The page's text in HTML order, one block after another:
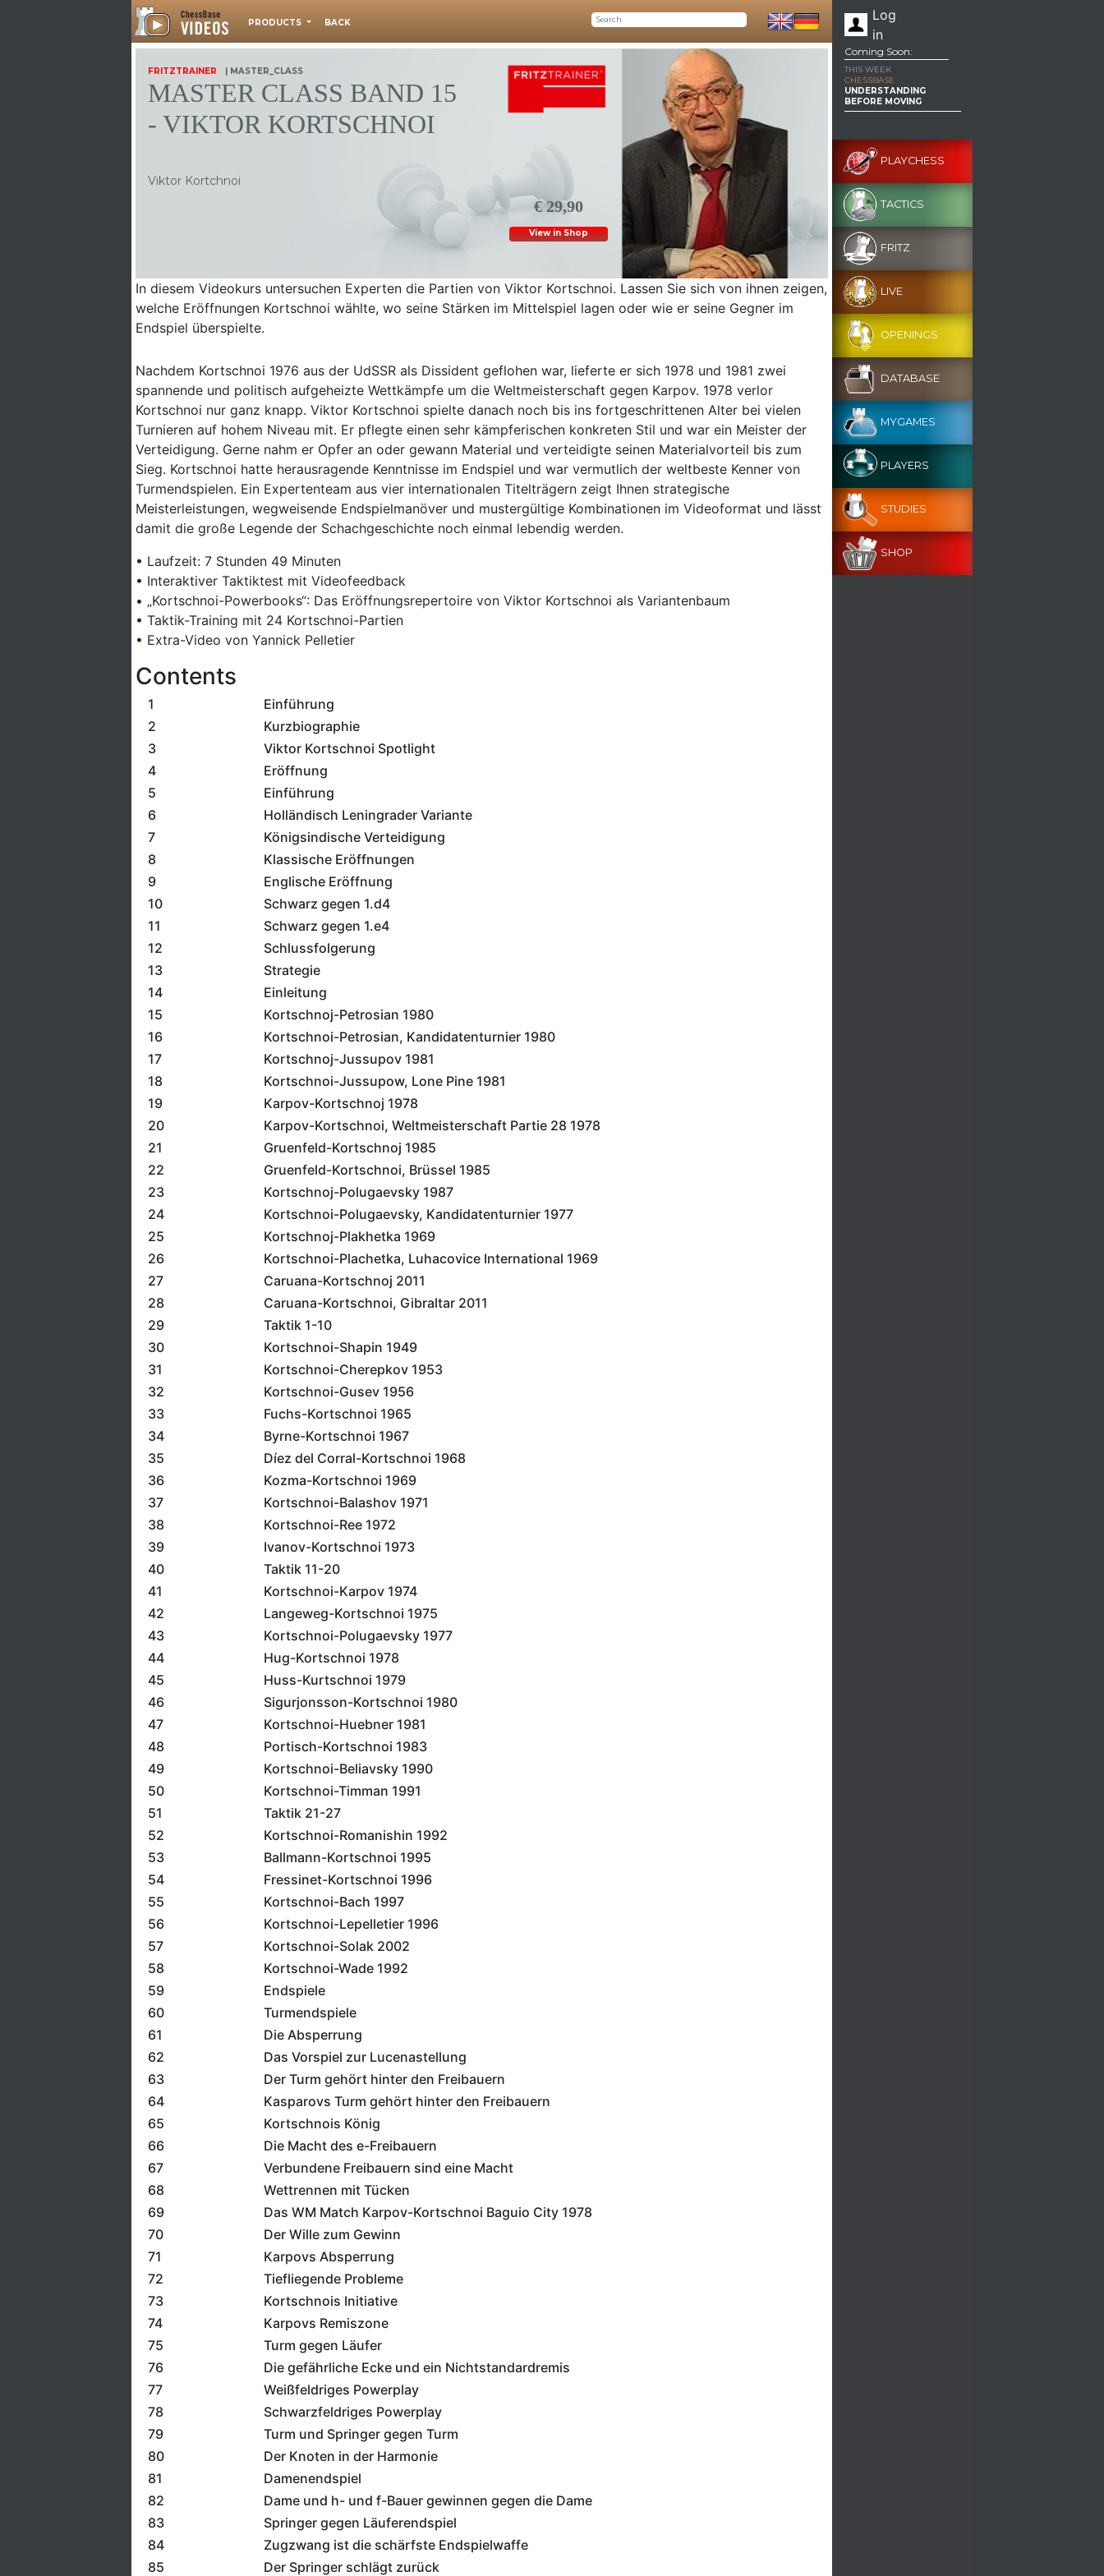
PRODUCTS BACK
Log
in
€ 29,90
View in Shop
FRITZTRAINER | MASTER_CLASS
MASTER CLASS BAND 15
- VIKTOR KORTSCHNOI
Viktor Kortchnoi
In diesem Videokurs untersuchen Experten die Partien von Viktor Kortschnoi. Lassen Sie sich von ihnen zeigen,
welche Eröffnungen Kortschnoi wählte, wo seine Stärken im Mittelspiel lagen oder wie er seine Gegner im
Endspiel überspielte.
Nachdem Kortschnoi 1976 aus der UdSSR als Dissident geflohen war, lieferte er sich 1978 und 1981 zwei
spannende und politisch aufgeheizte Wettkämpfe um die Weltmeisterschaft gegen Karpov. 1978 verlor
Kortschnoi nur ganz knapp. Viktor Kortschnoi spielte danach noch bis ins fortgeschrittenen Alter bei vielen
Turnieren auf hohem Niveau mit. Er pflegte einen sehr kämpferischen konkreten Stil und war ein Meister der
Verteidigung. Gerne nahm er Opfer an oder gewann Material und verteidigte seinen Materialvorteil bis zum
Sieg. Kortschnoi hatte herausragende Kenntnisse im Endspiel und war vermutlich der weltbeste Kenner von
Turmendspielen. Ein Expertenteam aus vier internationalen Titelträgern zeigt Ihnen strategische
Meisterleistungen, wegweisende Endspielmanöver und mustergültige Kombinationen im Videoformat und lässt
damit die große Legende der Schachgeschichte noch einmal lebendig werden.
• Laufzeit: 7 Stunden 49 Minuten
• Interaktiver Taktiktest mit Videofeedback
• „Kortschnoi-Powerbooks“: Das Eröffnungsrepertoire von Viktor Kortschnoi als Variantenbaum
• Taktik-Training mit 24 Kortschnoi-Partien
• Extra-Video von Yannick Pelletier
Contents
1
Einführung
2
Kurzbiographie
3
Viktor Kortschnoi Spotlight
4
Eröffnung
5
Einführung
6
Holländisch Leningrader Variante
7
Königsindische Verteidigung
8
Klassische Eröffnungen
9
Englische Eröffnung
10
Schwarz gegen 1.d4
11
Schwarz gegen 1.e4
12
Schlussfolgerung
13
Strategie
14
Einleitung
15
Kortschnoj-Petrosian 1980
16
Kortschnoi-Petrosian, Kandidatenturnier 1980
17
Kortschnoj-Jussupov 1981
18
Kortschnoi-Jussupow, Lone Pine 1981
19
Karpov-Kortschnoj 1978
20
Karpov-Kortschnoi, Weltmeisterschaft Partie 28 1978
21
Gruenfeld-Kortschnoj 1985
22
Gruenfeld-Kortschnoi, Brüssel 1985
23
Kortschnoj-Polugaevsky 1987
24
Kortschnoi-Polugaevsky, Kandidatenturnier 1977
25
Kortschnoj-Plakhetka 1969
26
Kortschnoi-Plachetka, Luhacovice International 1969
27
Caruana-Kortschnoj 2011
28
Caruana-Kortschnoi, Gibraltar 2011
29
Taktik 1-10
30
Kortschnoi-Shapin 1949
31
Kortschnoi-Cherepkov 1953
32
Kortschnoi-Gusev 1956
33
Fuchs-Kortschnoi 1965
34
Byrne-Kortschnoi 1967
35
Díez del Corral-Kortschnoi 1968
36
Kozma-Kortschnoi 1969
37
Kortschnoi-Balashov 1971
38
Kortschnoi-Ree 1972
39
Ivanov-Kortschnoi 1973
40
Taktik 11-20
41
Kortschnoi-Karpov 1974
42
Langeweg-Kortschnoi 1975
43
Kortschnoi-Polugaevsky 1977
44
Hug-Kortschnoi 1978
45
Huss-Kurtschnoi 1979
46
Sigurjonsson-Kortschnoi 1980
47
Kortschnoi-Huebner 1981
48
Portisch-Kortschnoi 1983
49
Kortschnoi-Beliavsky 1990
50
Kortschnoi-Timman 1991
51
Taktik 21-27
52
Kortschnoi-Romanishin 1992
53
Ballmann-Kortschnoi 1995
54
Fressinet-Kortschnoi 1996
55
Kortschnoi-Bach 1997
56
Kortschnoi-Lepelletier 1996
57
Kortschnoi-Solak 2002
58
Kortschnoi-Wade 1992
59
Endspiele
60
Turmendspiele
61
Die Absperrung
62
Das Vorspiel zur Lucenastellung
63
Der Turm gehört hinter den Freibauern
64
Kasparovs Turm gehört hinter den Freibauern
65
Kortschnois König
66
Die Macht des e-Freibauern
67
Verbundene Freibauern sind eine Macht
68
Wettrennen mit Tücken
69
Das WM Match Karpov-Kortschnoi Baguio City 1978
70
Der Wille zum Gewinn
71
Karpovs Absperrung
72
Tiefliegende Probleme
73
Kortschnois Initiative
74
Karpovs Remiszone
75
Turm gegen Läufer
76
Die gefährliche Ecke und ein Nichtstandardremis
77
Weißfeldriges Powerplay
78
Schwarzfeldriges Powerplay
79
Turm und Springer gegen Turm
80
Der Knoten in der Harmonie
81
Damenendspiel
82
Dame und h- und f-Bauer gewinnen gegen die Dame
83
Springer gegen Läuferendspiel
84
Zugzwang ist die schärfste Endspielwaffe
85
Der Springer schlägt zurück
Coming Soon:
THIS WEEK
CHESSBASE
UNDERSTANDING
BEFORE MOVING
PLAYCHESS
TACTICS
FRITZ
LIVE
OPENINGS
DATABASE
MYGAMES
PLAYERS
STUDIES
SHOP